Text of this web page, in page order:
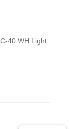
40 WH Light